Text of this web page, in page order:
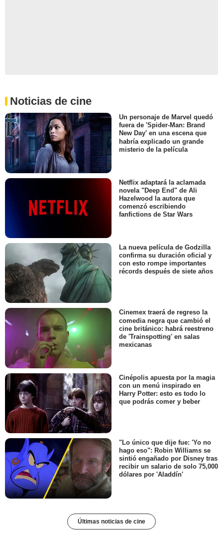
Noticias de cine
Un personaje de Marvel quedó
fuera de 'Spider-Man: Brand
New Day' en una escena que
habría explicado un grande
misterio de la película
Netflix adaptará la aclamada
novela "Deep End" de Ali
Hazelwood la autora que
comenzó escribiendo
fanfictions de Star Wars
La nueva película de Godzilla
confirma su duración oficial y
con esto rompe importantes
récords después de siete años
Cinemex traerá de regreso la
comedia negra que cambió el
cine británico: habrá reestreno
de 'Trainspotting' en salas
mexicanas
Cinépolis apuesta por la magia
con un menú inspirado en
Harry Potter: esto es todo lo
que podrás comer y beber
"Lo único que dije fue: 'Yo no
hago eso": Robin Williams se
sintió engañado por Disney tras
recibir un salario de solo 75,000
dólares por 'Aladdín'
Últimas noticias de cine